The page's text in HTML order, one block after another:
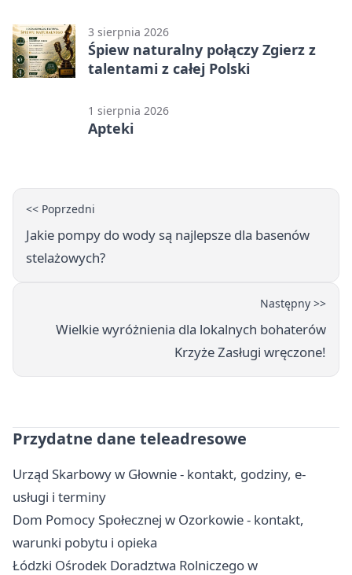
3 sierpnia 2026
Śpiew naturalny połączy Zgierz z
talentami z całej Polski
1 sierpnia 2026
Apteki
<< Poprzedni
Jakie pompy do wody są najlepsze dla basenów
stelażowych?
Następny >>
Wielkie wyróżnienia dla lokalnych bohaterów
Krzyże Zasługi wręczone!
Przydatne dane teleadresowe
Urząd Skarbowy w Głownie - kontakt, godziny, e-
usługi i terminy
Dom Pomocy Społecznej w Ozorkowie - kontakt,
warunki pobytu i opieka
Łódzki Ośrodek Doradztwa Rolniczego w